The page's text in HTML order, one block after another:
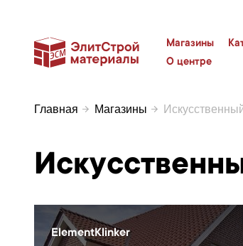
Магазины
О центре
Главная Магазины
ElementKlinker